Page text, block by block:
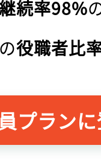
続率98%
役職者比
プラン